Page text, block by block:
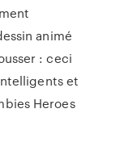
animé
: ceci
et
Heroes